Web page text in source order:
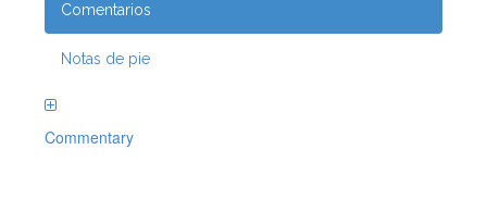
Comentarios
Notas de pie
Commentary